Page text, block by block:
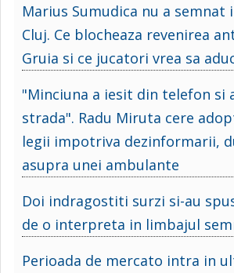
Marius Sumudica nu a semnat
Cluj. Ce blocheaza revenirea
Gruia si ce jucatori vrea sa
"Minciuna a iesit din telefon si
strada". Radu Miruta cere
legii impotriva dezinformarii,
asupra unei ambulante
Doi indragostiti surzi si-au
de o interpreta in limbajul
Perioada de mercato intra in